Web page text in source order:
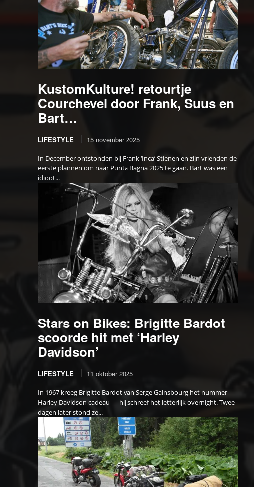
KustomKulture! retourtje
Courchevel door Frank, Suus en
Bart…
LIFESTYLE 15 november 2025
In December ontstonden bij Frank ‘Inca’ Stienen en zijn vrienden de
eerste plannen om naar Punta Bagna 2025 te gaan. Bart was een
idioot...
Stars on Bikes: Brigitte Bardot
scoorde hit met ‘Harley
Davidson’
LIFESTYLE 11 oktober 2025
In 1967 kreeg Brigitte Bardot van Serge Gainsbourg het nummer
Harley Davidson cadeau — hij schreef het letterlijk overnight. Twee
dagen later stond ze...